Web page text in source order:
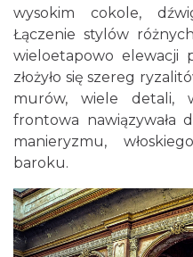
wysokim cokole,
Łączenie stylów
wieloetapowo elewacji
złożyło się szereg
murów, wiele detali,
frontowa nawiązywała
manieryzmu,
baroku.